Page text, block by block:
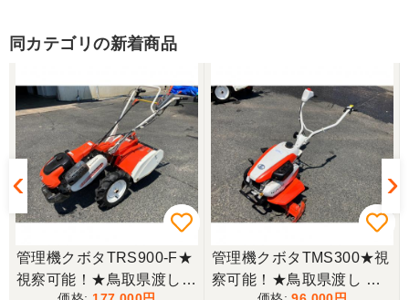
スタッフの鈴木さんが親切で機械に詳しく 丁寧にご
対応頂きました。 ありがとう！ 少し距離はあります
が、今後も農機具を買う際はのうき屋さんを利用し
ようと思います。
三重県／miraisann
写真と現物が違いすぎる
三重県／谷本勝美
同カテゴリの新着商品
管理機クボタTRS900-F★
視察可能！★鳥取県渡し
管理機クボタTMS300★視
察可能！★鳥取県渡し ク